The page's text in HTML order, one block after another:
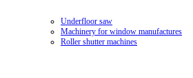
Underfloor saw
Machinery for window manufactures
Roller shutter machines